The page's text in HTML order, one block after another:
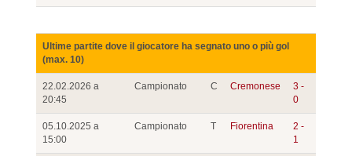
Ultime partite dove il giocatore ha segnato uno o più gol
(max. 10)
22.02.2026 a
20:45
Campionato C Cremonese
3 -
0
05.10.2025 a
15:00
Campionato T Fiorentina
2 -
1